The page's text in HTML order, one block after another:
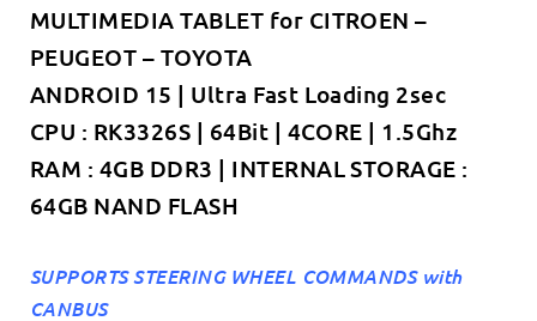
was:
€349.00.
τιμή
€319.00.
MULTIMEDIA TABLET for CITROEN –
PEUGEOT – TOYOTA
ANDROID 15 | Ultra Fast Loading 2sec
CPU : RK3326S | 64Bit | 4CORE | 1.5Ghz
RAM : 4GB DDR3 | INTERNAL STORAGE :
64GB NAND FLASH
SUPPORTS STEERING WHEEL COMMANDS with
CANBUS